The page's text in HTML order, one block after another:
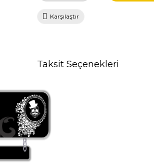
Karşılaştır
Taksit Seçenekleri